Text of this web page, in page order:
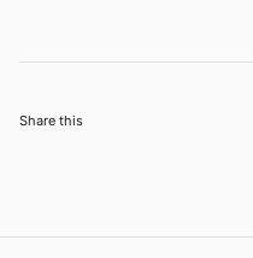
Share this